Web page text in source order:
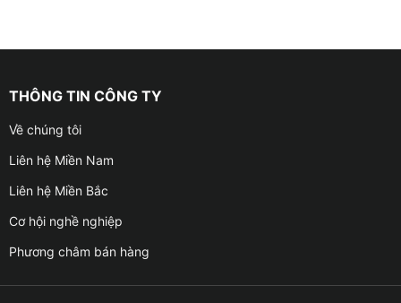
THÔNG TIN CÔNG TY
Về chúng tôi
Liên hệ Miền Nam
Liên hệ Miền Bắc
Cơ hội nghề nghiệp
Phương châm bán hàng